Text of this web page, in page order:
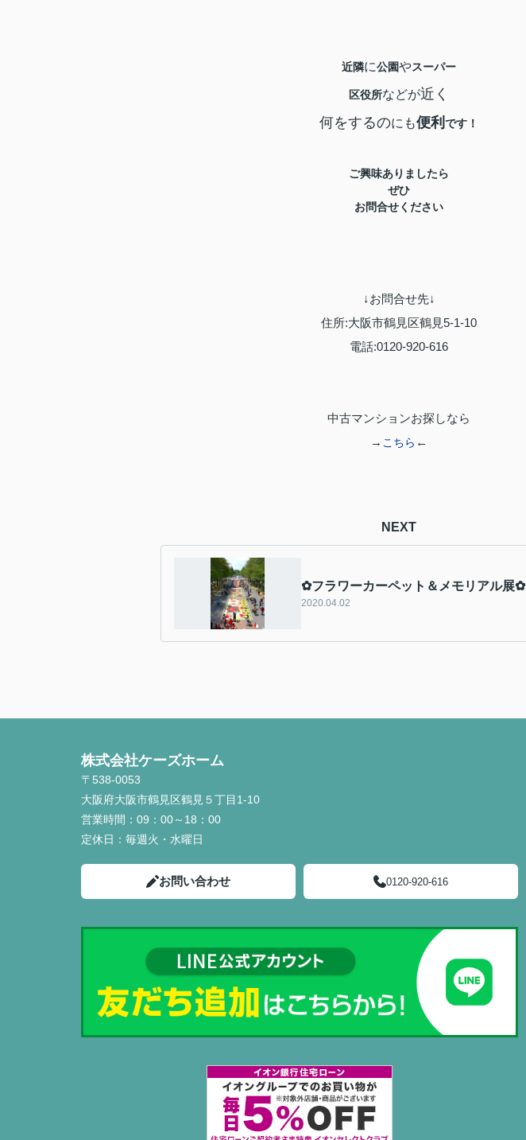
近隣に公園やスーパー
区役所などが近く
何をするのにも便利 です！
ご興味ありましたら
ぜひ
お問合せください
↓お問合せ先↓
住所:大阪市鶴見区鶴見5-1-10
電話:0120-920-616
中古マンションお探しなら
→ こちら ←
NEXT
✿フラワーカーペット＆メモリアル展✿
2020.04.02
株式会社ケーズホーム
〒538-0053
大阪府大阪市鶴見区鶴見５丁目1-10
営業時間： 09：00～18：00
定休日： 毎週火・水曜日
お問い合わせ 0120-920-616